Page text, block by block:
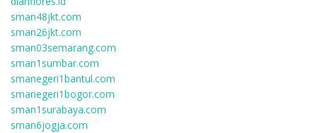
sman48jkt.com
sman26jkt.com
sman03semarang.com
sman1sumbar.com
smanegeri1bantul.com
smanegeri1bogor.com
sman1surabaya.com
sman6jogja.com